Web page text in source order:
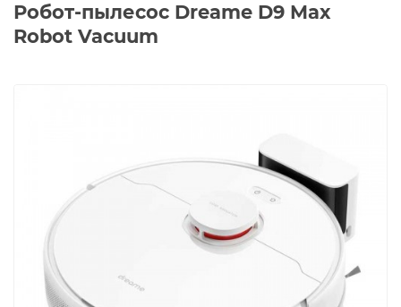
Робот-пылесос Dreame D9 Max
Robot Vacuum